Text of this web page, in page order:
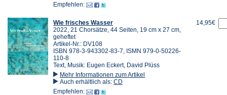
Empfehlen:
Wie frisches Wasser
2022, 21 Chorsätze, 44 Seiten, 19 cm x 27 cm,
geheftet
Artikel-Nr.: DV108
ISBN 978-3-943302-83-7, ISMN 979-0-50226-
110-8
Text, Musik: Eugen Eckert, David Plüss
Mehr Informationen zum Artikel
Auch erhältlich als: CD
Empfehlen:
14,95€